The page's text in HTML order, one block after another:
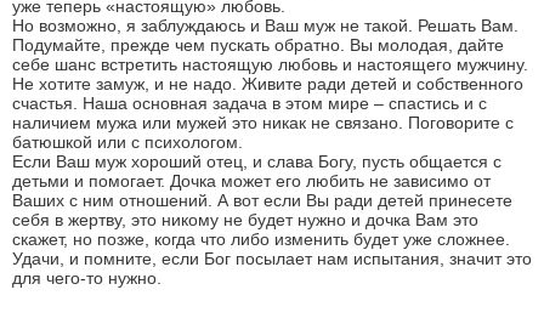
уже теперь «настоящую» любовь.
Но возможно, я заблуждаюсь и Ваш муж не такой. Решать Вам.
Подумайте, прежде чем пускать обратно. Вы молодая, дайте
себе шанс встретить настоящую любовь и настоящего мужчину.
Не хотите замуж, и не надо. Живите ради детей и собственного
счастья. Наша основная задача в этом мире – спастись и с
наличием мужа или мужей это никак не связано. Поговорите с
батюшкой или с психологом.
Если Ваш муж хороший отец, и слава Богу, пусть общается с
детьми и помогает. Дочка может его любить не зависимо от
Ваших с ним отношений. А вот если Вы ради детей принесете
себя в жертву, это никому не будет нужно и дочка Вам это
скажет, но позже, когда что либо изменить будет уже сложнее.
Удачи, и помните, если Бог посылает нам испытания, значит это
для чего-то нужно.